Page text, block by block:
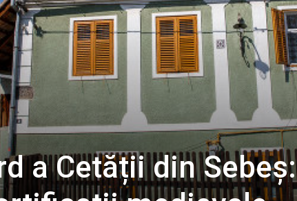
a Cetății din Sebeș: